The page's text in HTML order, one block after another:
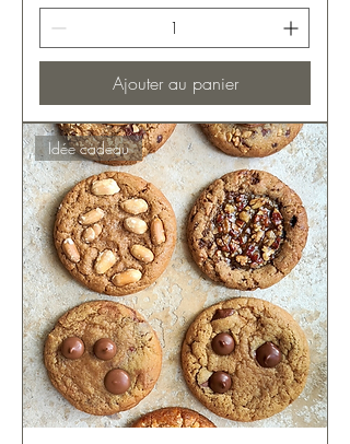
Ajouter au panier
Idée cadeau